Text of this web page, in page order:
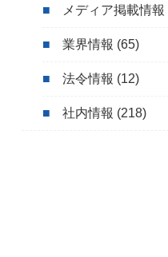
メディア掲載情報
業界情報 (65)
法令情報 (12)
社内情報 (218)